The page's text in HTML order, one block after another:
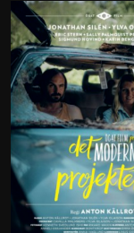
Maja Kekonius